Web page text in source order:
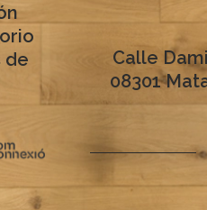
de
Calle
08301